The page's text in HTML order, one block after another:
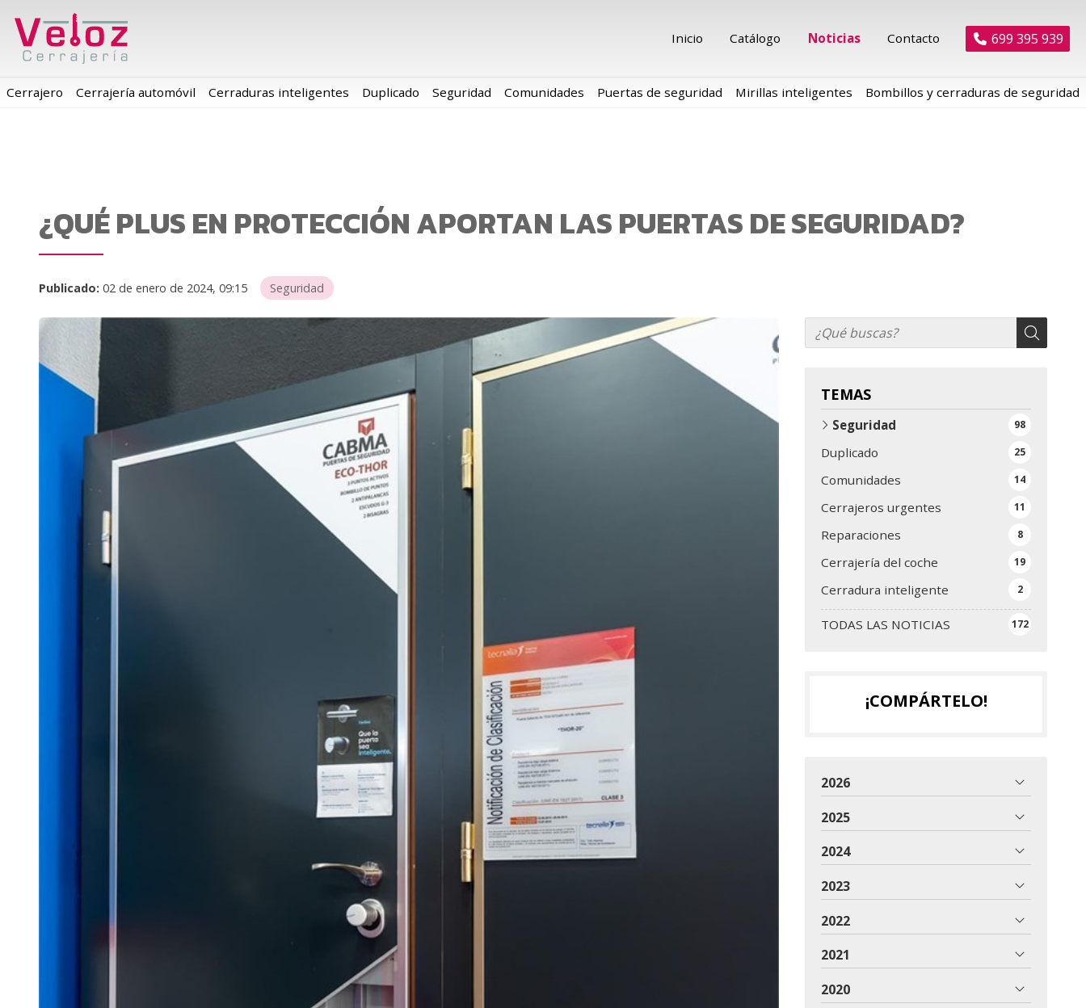
Inicio Catálogo Noticias Contacto 699 395 939
Cerrajero Cerrajería automóvil Cerraduras inteligentes Duplicado Seguridad Comunidades Puertas de seguridad Mirillas inteligentes Bombillos y cerraduras de seguridad
¿QUÉ PLUS EN PROTECCIÓN APORTAN LAS PUERTAS DE SEGURIDAD?
Publicado: 02 de enero de 2024, 09:15 Seguridad
TEMAS
TODAS LAS NOTICIAS 172
Seguridad 98
Duplicado 25
Comunidades 14
Cerrajeros urgentes 11
Reparaciones 8
Cerrajería del coche 19
Cerradura inteligente 2
¡COMPÁRTELO!
2026
2025
2024
2023
2022
2021
2020